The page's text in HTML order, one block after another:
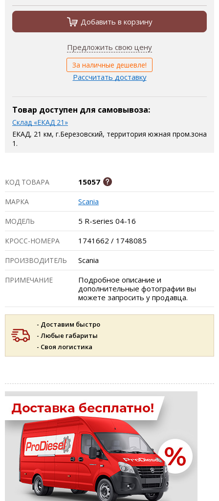
Добавить в корзину
Предложить свою цену
За наличные дешевле!
Рассчитать доставку
Товар доступен для самовывоза:
Склад «ЕКАД 21»
ЕКАД, 21 км, г.Березовский, территория южная пром.зона
1.
КОД ТОВАРА 15057
МАРКА Scania
МОДЕЛЬ 5 R-series 04-16
КРОСС-НОМЕРА 1741662 / 1748085
ПРОИЗВОДИТЕЛЬ Scania
ПРИМЕЧАНИЕ
Подробное описание и
дополнительные фотографии вы
можете запросить у продавца.
- Доставим быстро
- Любые габариты
- Своя логистика